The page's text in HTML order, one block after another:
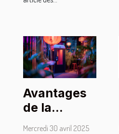
Avantages
de la
location de
Mercredi 30 avril 2025